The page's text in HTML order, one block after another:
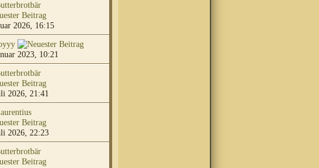
2026, 16:15
2023, 10:21
2026, 21:41
2026, 22:23